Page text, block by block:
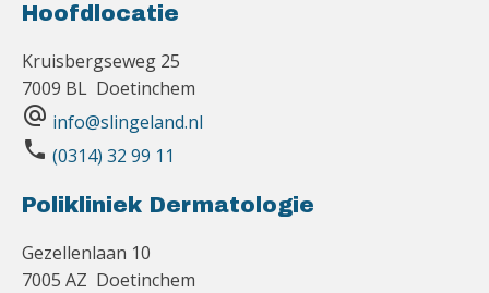
Hoofdlocatie
Kruisbergseweg 25
7009 BL Doetinchem
alternate_email info@slingeland.nl
phone (0314) 32 99 11
Polikliniek Dermatologie
Gezellenlaan 10
7005 AZ Doetinchem